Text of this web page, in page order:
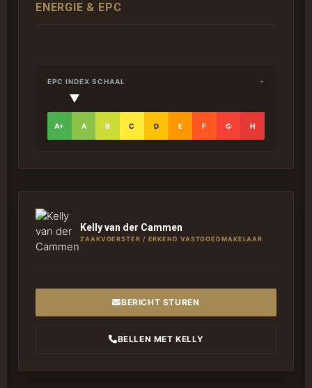
ENERGIE & EPC
EPC INDEX SCHAAL -
▼
A+ A B C D E F G H
Kelly van der Cammen
ZAAKVOERSTER / ERKEND VASTGOEDMAKELAAR
BERICHT STUREN
BELLEN MET KELLY